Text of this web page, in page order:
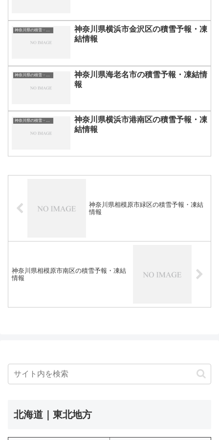
神奈川県横浜市金沢区の積雪予報・凍
結情報
神奈川県の積雪・凍結情報
神奈川県海老名市の積雪予報・凍結情
報
神奈川県の積雪・凍結情報
神奈川県横浜市港南区の積雪予報・凍
結情報
神奈川県相模原市緑区の積雪予報・凍結
情報
神奈川県相模原市南区の積雪予報・凍結
情報
北海道｜東北地方